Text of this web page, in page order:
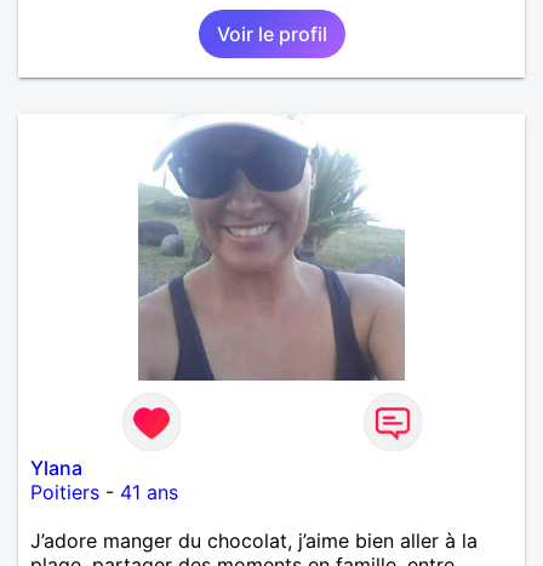
Voir le profil
Ylana
Poitiers - 41 ans
J’adore manger du chocolat, j’aime bien aller à la